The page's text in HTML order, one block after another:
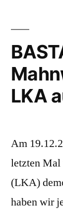
LKA
Am
letzten
(LKA)
haben wir